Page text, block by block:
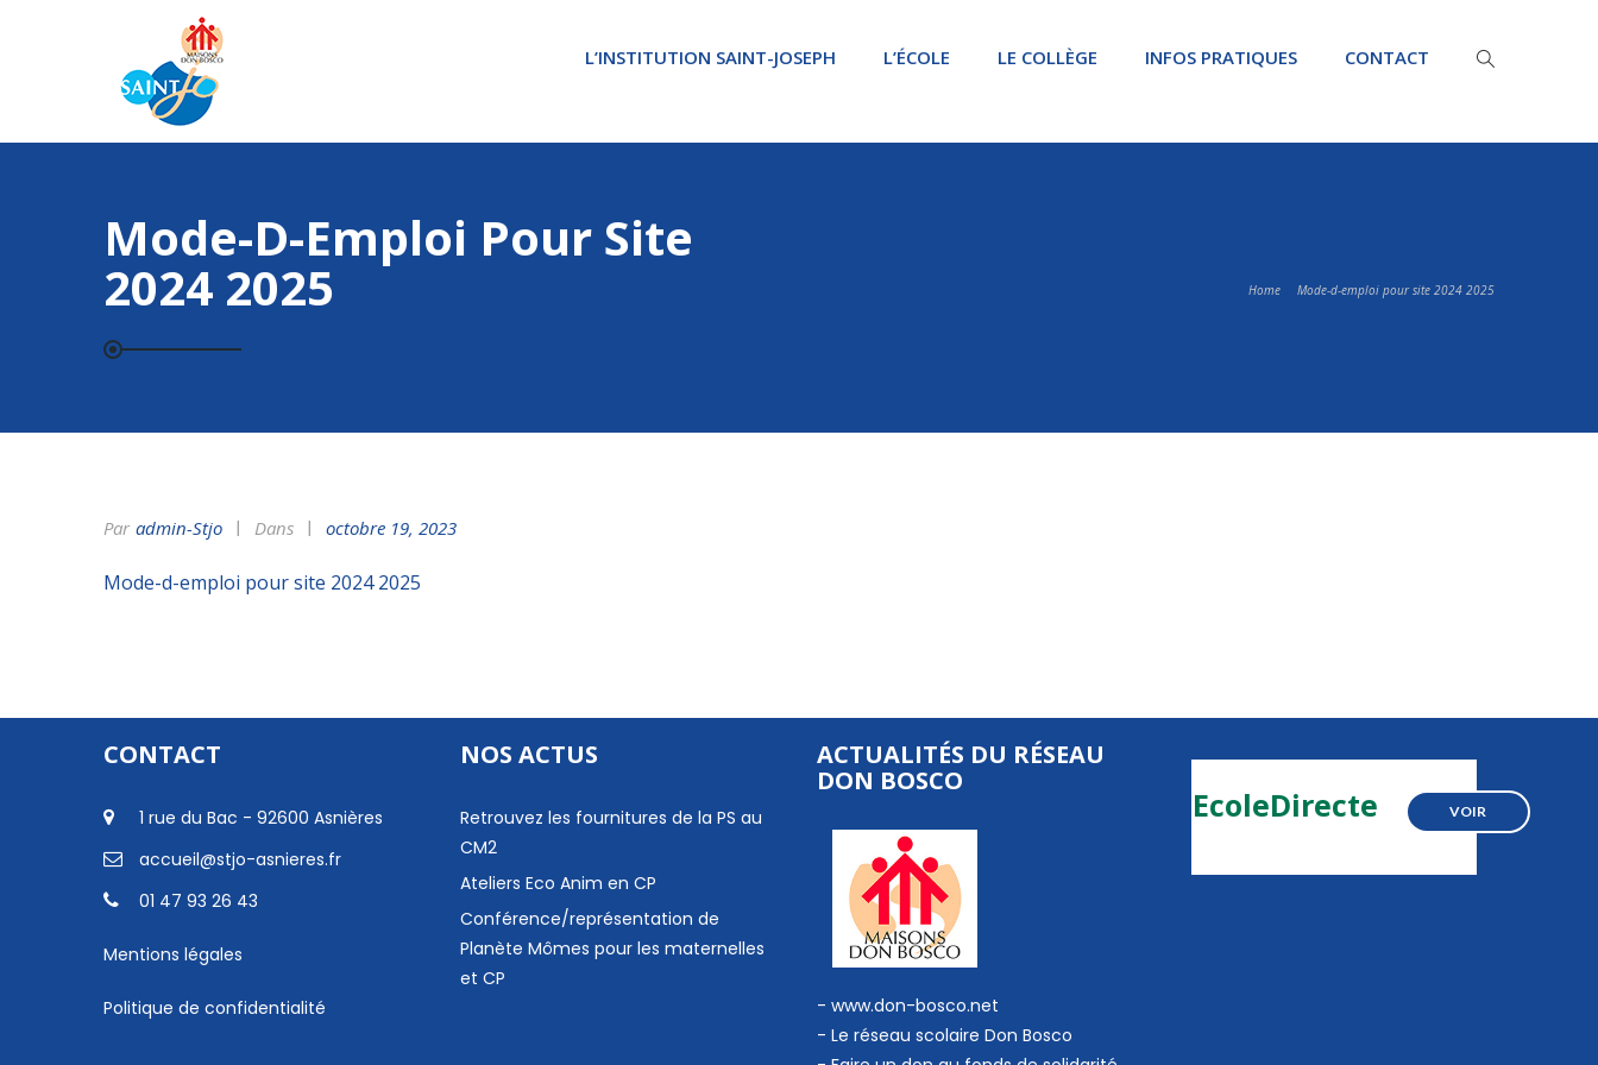
L’INSTITUTION SAINT-JOSEPH L’ÉCOLE LE COLLÈGE INFOS PRATIQUES CONTACT
Mode-D-Emploi Pour Site
2024 2025 Home Mode-d-emploi pour site 2024 2025
Par Admin-Stjo Dans octobre 19, 2023
Mode-d-emploi pour site 2024 2025
CONTACT
1 rue du Bac - 92600 Asnières
accueil@stjo-asnieres.fr
01 47 93 26 43
Mentions légales
Politique de confidentialité
NOS ACTUS
Retrouvez les fournitures de la PS au
CM2
Ateliers Eco Anim en CP
Conférence/représentation de
Planète Mômes pour les maternelles
et CP
ACTUALITÉS DU RÉSEAU
DON BOSCO
- www.don-bosco.net
- Le réseau scolaire Don Bosco
EcoleDirecte VOIR